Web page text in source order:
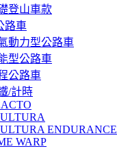
登山車款
路車
動力型公路車
型公路車
公路車
/計時
ENDURANCE
WARP